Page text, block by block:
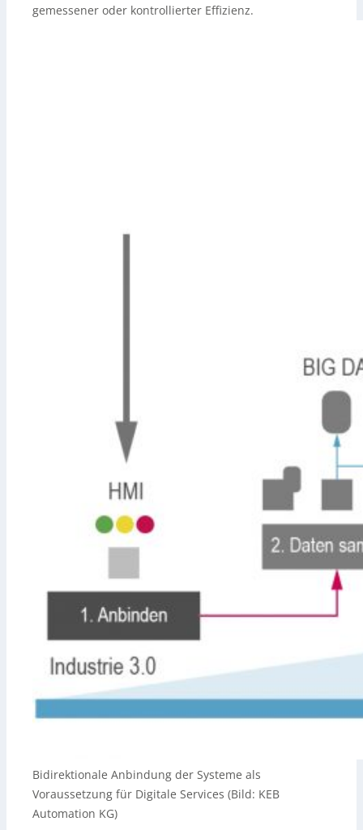
gemessener oder kontrollierter Effizienz.
Bidirektionale Anbindung der Systeme als
Voraussetzung für Digitale Services (Bild: KEB
Automation KG)